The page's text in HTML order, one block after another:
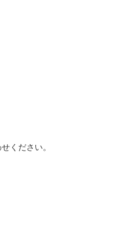
ください。